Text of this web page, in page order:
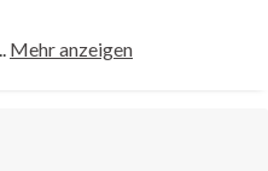
Mehr anzeigen